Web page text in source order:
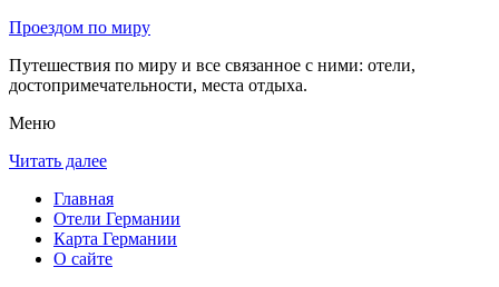
Проездом по миру
Путешествия по миру и все связанное с ними: отели,
достопримечательности, места отдыха.
Меню
Читать далее
Главная
Отели Германии
Карта Германии
О сайте